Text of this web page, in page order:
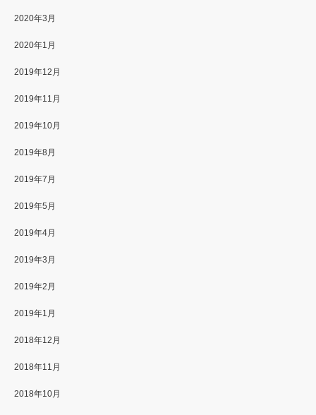
2020年3月
2020年1月
2019年12月
2019年11月
2019年10月
2019年8月
2019年7月
2019年5月
2019年4月
2019年3月
2019年2月
2019年1月
2018年12月
2018年11月
2018年10月